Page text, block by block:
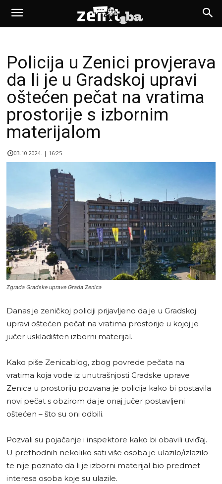
Policija u Zenici provjerava
da li je u Gradskoj upravi
oštećen pečat na vratima
prostorije s izbornim
materijalom
03.10.2024. | 16:25
Zgrada Gradske uprave Grada Zenica
Danas je zeničkoj policiji prijavljeno da je u Gradskoj
upravi oštećen pečat na vratima prostorije u kojoj je
jučer uskladišten izborni materijal.
Kako piše Zenicablog, zbog povrede pečata na
vratima koja vode iz unutrašnjosti Gradske uprave
Zenica u prostoriju pozvana je policija kako bi postavila
novi pečat s obzirom da je onaj jučer postavljeni
oštećen – što su oni odbili.
Pozvali su pojačanje i inspektore kako bi obavili uviđaj.
U prethodnih nekoliko sati više osoba je ulazilo/izlazilo
te nije poznato da li je izborni materijal bio predmet
interesa osoba koje su ulazile.